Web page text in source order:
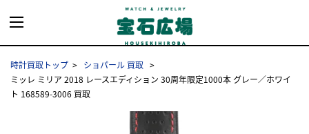
時計買取トップ
ショパール 買取
ミッレ ミリア 2018 レースエディション 30周年限定1000本 グレー／ホワイ
ト 168589-3006 買取